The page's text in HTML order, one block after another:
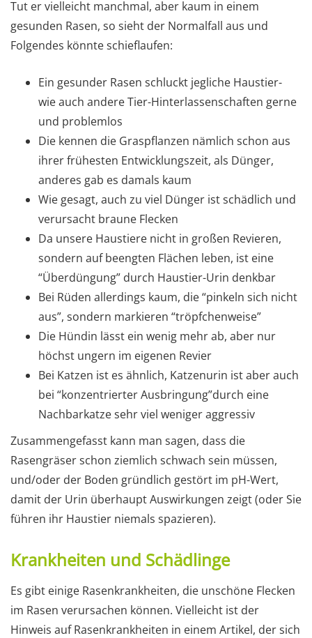
Tut er vielleicht manchmal, aber kaum in einem
gesunden Rasen, so sieht der Normalfall aus und
Folgendes könnte schieflaufen:
Ein gesunder Rasen schluckt jegliche Haustier-
wie auch andere Tier-Hinterlassenschaften gerne
und problemlos
Die kennen die Graspflanzen nämlich schon aus
ihrer frühesten Entwicklungszeit, als Dünger,
anderes gab es damals kaum
Wie gesagt, auch zu viel Dünger ist schädlich und
verursacht braune Flecken
Da unsere Haustiere nicht in großen Revieren,
sondern auf beengten Flächen leben, ist eine
“Überdüngung” durch Haustier-Urin denkbar
Bei Rüden allerdings kaum, die “pinkeln sich nicht
aus”, sondern markieren “tröpfchenweise”
Die Hündin lässt ein wenig mehr ab, aber nur
höchst ungern im eigenen Revier
Bei Katzen ist es ähnlich, Katzenurin ist aber auch
bei “konzentrierter Ausbringung”durch eine
Nachbarkatze sehr viel weniger aggressiv
Zusammengefasst kann man sagen, dass die
Rasengräser schon ziemlich schwach sein müssen,
und/oder der Boden gründlich gestört im pH-Wert,
damit der Urin überhaupt Auswirkungen zeigt (oder Sie
führen ihr Haustier niemals spazieren).
Krankheiten und Schädlinge
Es gibt einige Rasenkrankheiten, die unschöne Flecken
im Rasen verursachen können. Vielleicht ist der
Hinweis auf Rasenkrankheiten in einem Artikel, der sich